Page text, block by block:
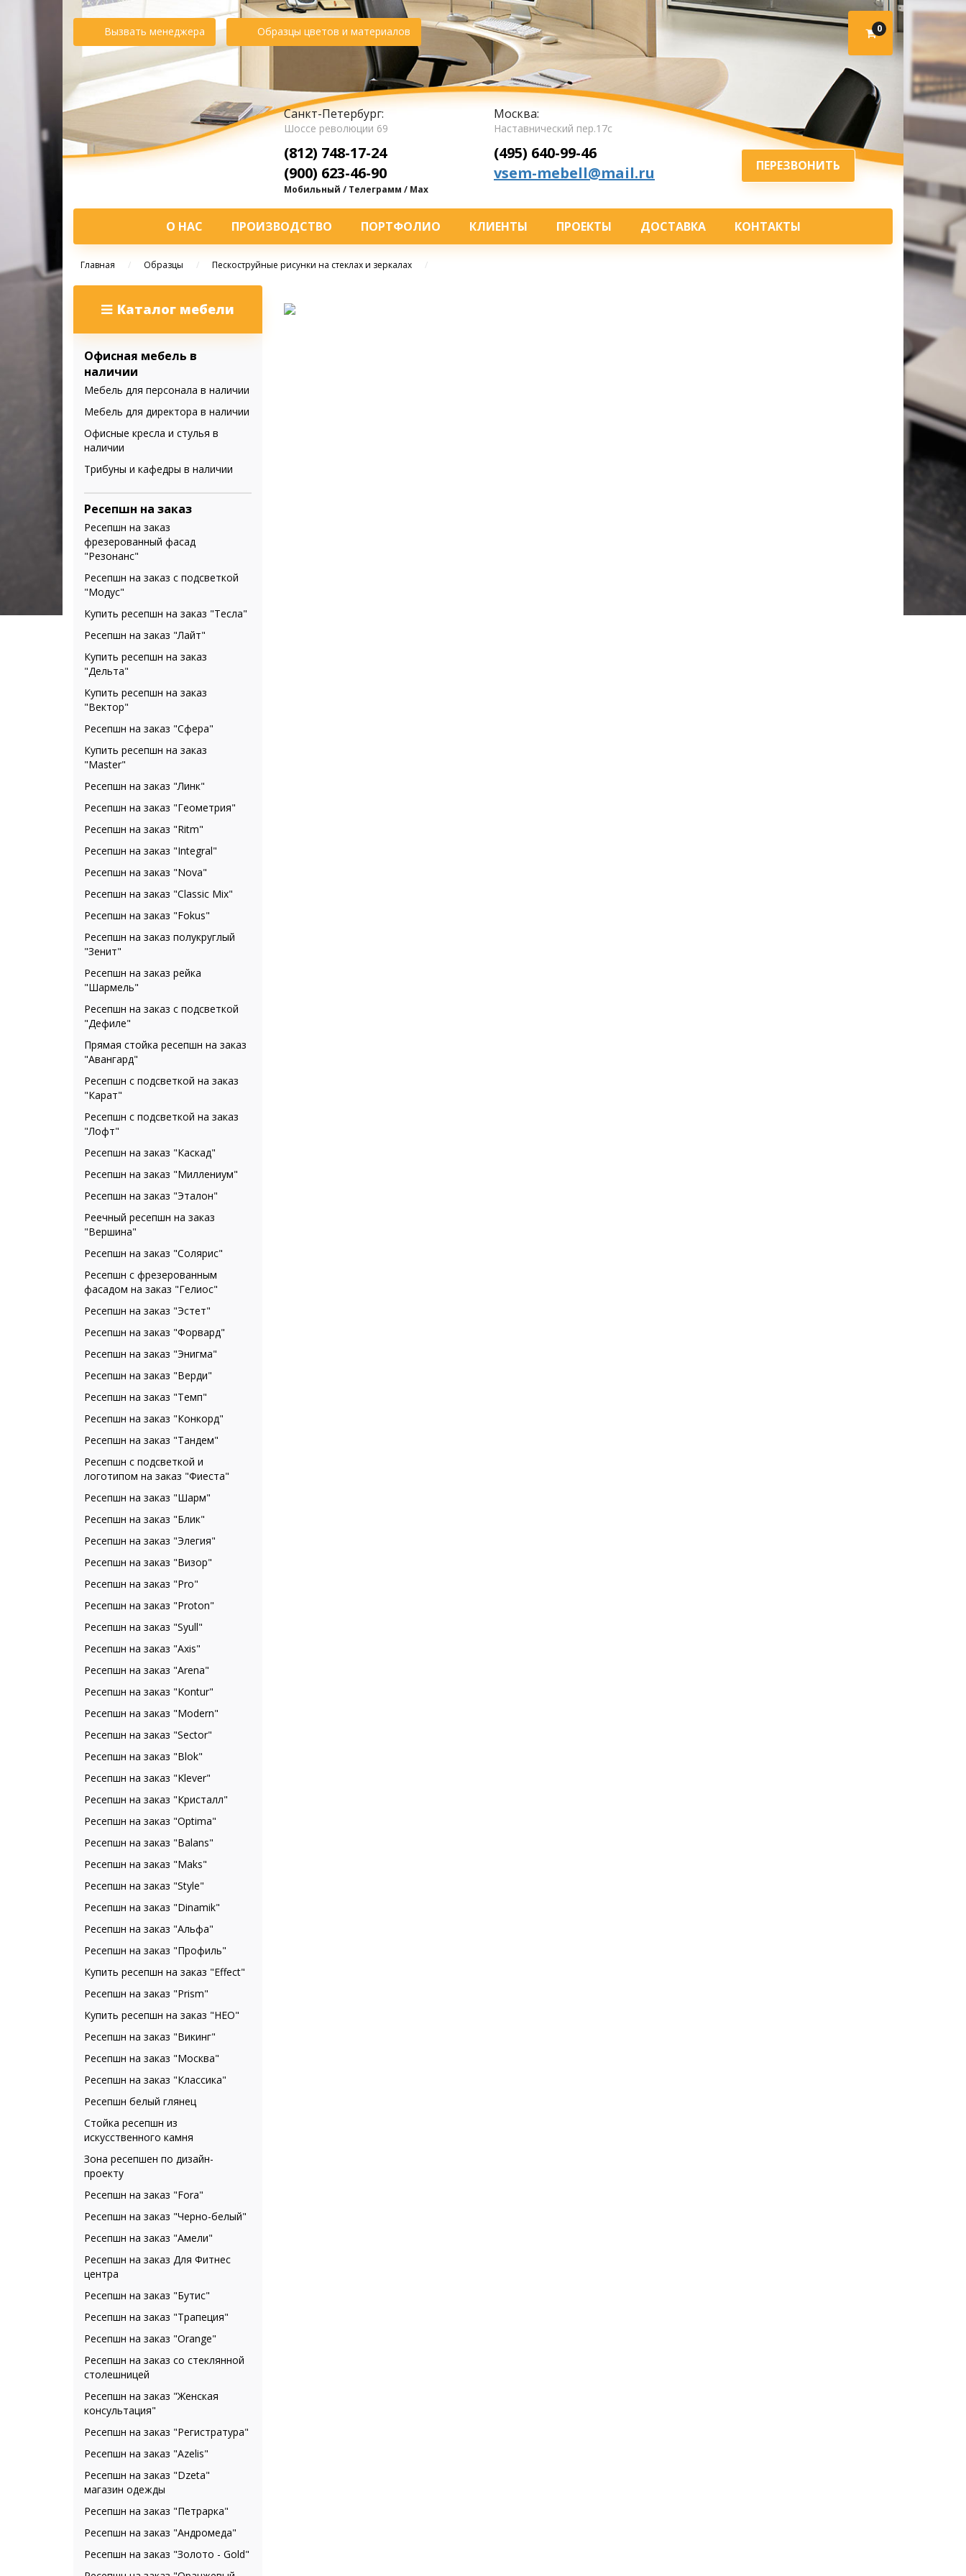
Вызвать менеджера Образцы цветов и материалов 0
Санкт-Петербург:
Шоссе революции 69
(812) 748-17-24
(900) 623-46-90
Мобильный / Телеграмм / Max
Москва:
Наставнический пер.17с
(495) 640-99-46
vsem-mebell@mail.ru
ПЕРЕЗВОНИТЬ
О НАС ПРОИЗВОДСТВО ПОРТФОЛИО КЛИЕНТЫ ПРОЕКТЫ ДОСТАВКА КОНТАКТЫ
Главная / Образцы / Пескоструйные рисунки на стеклах и зеркалах /
Каталог мебели
Офисная мебель в
наличии
Мебель для персонала в наличии
Мебель для директора в наличии
Офисные кресла и стулья в
наличии
Трибуны и кафедры в наличии
Ресепшн на заказ
Ресепшн на заказ
фрезерованный фасад
"Резонанс"
Ресепшн на заказ с подсветкой
"Модус"
Купить ресепшн на заказ "Тесла"
Ресепшн на заказ "Лайт"
Купить ресепшн на заказ
"Дельта"
Купить ресепшн на заказ
"Вектор"
Ресепшн на заказ "Сфера"
Купить ресепшн на заказ
"Master"
Ресепшн на заказ "Линк"
Ресепшн на заказ "Геометрия"
Ресепшн на заказ "Ritm"
Ресепшн на заказ "Integral"
Ресепшн на заказ "Nova"
Ресепшн на заказ "Classic Mix"
Ресепшн на заказ "Fokus"
Ресепшн на заказ полукруглый
"Зенит"
Ресепшн на заказ рейка
"Шармель"
Ресепшн на заказ с подсветкой
"Дефиле"
Прямая стойка ресепшн на заказ
"Авангард"
Ресепшн с подсветкой на заказ
"Карат"
Ресепшн с подсветкой на заказ
"Лофт"
Ресепшн на заказ "Каскад"
Ресепшн на заказ "Миллениум"
Ресепшн на заказ "Эталон"
Реечный ресепшн на заказ
"Вершина"
Ресепшн на заказ "Солярис"
Ресепшн с фрезерованным
фасадом на заказ "Гелиос"
Ресепшн на заказ "Эстет"
Ресепшн на заказ "Форвард"
Ресепшн на заказ "Энигма"
Ресепшн на заказ "Верди"
Ресепшн на заказ "Темп"
Ресепшн на заказ "Конкорд"
Ресепшн на заказ "Тандем"
Ресепшн с подсветкой и
логотипом на заказ "Фиеста"
Ресепшн на заказ "Шарм"
Ресепшн на заказ "Блик"
Ресепшн на заказ "Элегия"
Ресепшн на заказ "Визор"
Ресепшн на заказ "Pro"
Ресепшн на заказ "Proton"
Ресепшн на заказ "Syull"
Ресепшн на заказ "Axis"
Ресепшн на заказ "Arena"
Ресепшн на заказ "Kontur"
Ресепшн на заказ "Modern"
Ресепшн на заказ "Sector"
Ресепшн на заказ "Blok"
Ресепшн на заказ "Klever"
Ресепшн на заказ "Кристалл"
Ресепшн на заказ "Optima"
Ресепшн на заказ "Balans"
Ресепшн на заказ "Maks"
Ресепшн на заказ "Style"
Ресепшн на заказ "Dinamik"
Ресепшн на заказ "Альфа"
Ресепшн на заказ "Профиль"
Купить ресепшн на заказ "Effect"
Ресепшн на заказ "Prism"
Купить ресепшн на заказ "НЕО"
Ресепшн на заказ "Викинг"
Ресепшн на заказ "Москва"
Ресепшн на заказ "Классика"
Ресепшн белый глянец
Стойка ресепшн из
искусственного камня
Зона ресепшен по дизайн-
проекту
Ресепшн на заказ "Fora"
Ресепшн на заказ "Черно-белый"
Ресепшн на заказ "Амели"
Ресепшн на заказ Для Фитнес
центра
Ресепшн на заказ "Бутис"
Ресепшн на заказ "Трапеция"
Ресепшн на заказ "Orange"
Ресепшн на заказ со стеклянной
столешницей
Ресепшн на заказ "Женская
консультация"
Ресепшн на заказ "Регистратура"
Ресепшн на заказ "Azelis"
Ресепшн на заказ "Dzeta"
магазин одежды
Ресепшн на заказ "Петрарка"
Ресепшн на заказ "Андромеда"
Ресепшн на заказ "Золото - Gold"